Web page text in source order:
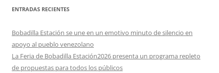
ENTRADAS RECIENTES
Bobadilla Estación se une en un emotivo minuto de silencio en
apoyo al pueblo venezolano
La Feria de Bobadilla Estación2026 presenta un programa repleto
de propuestas para todos los públicos